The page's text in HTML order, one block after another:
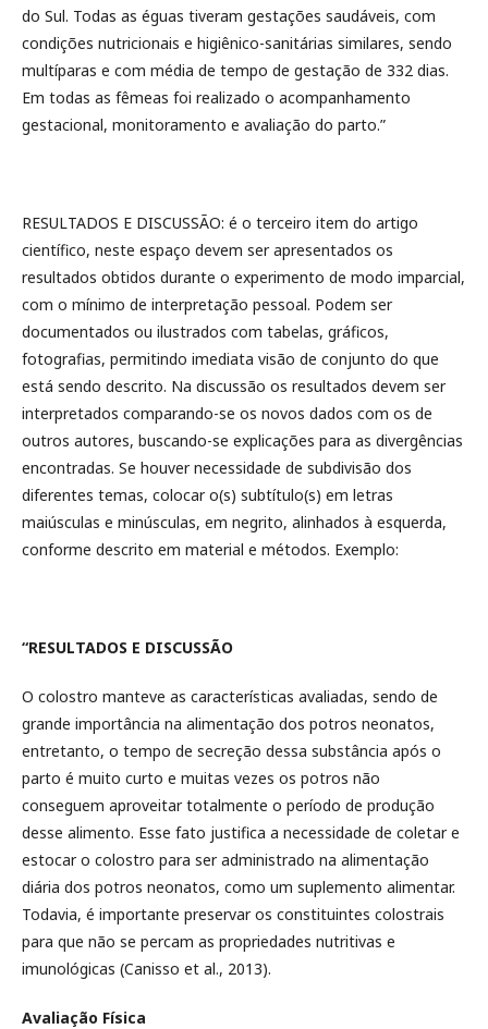
do Sul. Todas as éguas tiveram gestações saudáveis, com
condições nutricionais e higiênico-sanitárias similares, sendo
multíparas e com média de tempo de gestação de 332 dias.
Em todas as fêmeas foi realizado o acompanhamento
gestacional, monitoramento e avaliação do parto.”
RESULTADOS E DISCUSSÃO: é o terceiro item do artigo
científico, neste espaço devem ser apresentados os
resultados obtidos durante o experimento de modo imparcial,
com o mínimo de interpretação pessoal. Podem ser
documentados ou ilustrados com tabelas, gráficos,
fotografias, permitindo imediata visão de conjunto do que
está sendo descrito. Na discussão os resultados devem ser
interpretados comparando-se os novos dados com os de
outros autores, buscando-se explicações para as divergências
encontradas. Se houver necessidade de subdivisão dos
diferentes temas, colocar o(s) subtítulo(s) em letras
maiúsculas e minúsculas, em negrito, alinhados à esquerda,
conforme descrito em material e métodos. Exemplo:
“RESULTADOS E DISCUSSÃO
O colostro manteve as características avaliadas, sendo de
grande importância na alimentação dos potros neonatos,
entretanto, o tempo de secreção dessa substância após o
parto é muito curto e muitas vezes os potros não
conseguem aproveitar totalmente o período de produção
desse alimento. Esse fato justifica a necessidade de coletar e
estocar o colostro para ser administrado na alimentação
diária dos potros neonatos, como um suplemento alimentar.
Todavia, é importante preservar os constituintes colostrais
para que não se percam as propriedades nutritivas e
imunológicas (Canisso et al., 2013).
Avaliação Física